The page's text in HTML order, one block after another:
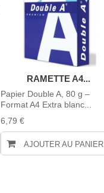
RAMETTE A4...
Papier Double A, 80 g –
Format A4 Extra blanc...
6,79 €
AJOUTER AU PANIER